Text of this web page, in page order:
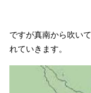
ですが真南から吹い
れていきます。